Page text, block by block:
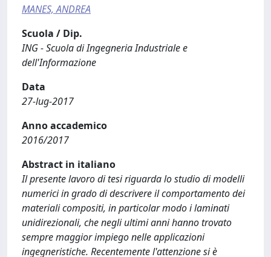
MANES, ANDREA
Scuola / Dip.
ING - Scuola di Ingegneria Industriale e
dell'Informazione
Data
27-lug-2017
Anno accademico
2016/2017
Abstract in italiano
Il presente lavoro di tesi riguarda lo studio di modelli
numerici in grado di descrivere il comportamento dei
materiali compositi, in particolar modo i laminati
unidirezionali, che negli ultimi anni hanno trovato
sempre maggior impiego nelle applicazioni
ingegneristiche. Recentemente l'attenzione si è